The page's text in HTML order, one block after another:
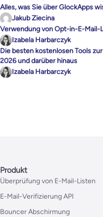
Alles, was Sie über GlockApps
Jakub Ziecina
Verwendung von Opt-in-E-Mail-
Izabela Harbarczyk
Die besten kostenlosen Tools
2026 und darüber hinaus
Izabela Harbarczyk
Produkt
Überprüfung von E-Mail-Listen
E-Mail-Verifizierung API
Bouncer Abschirmung